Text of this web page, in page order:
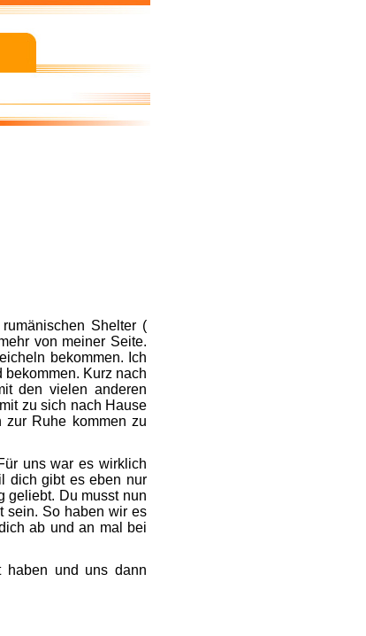
Shelter (
von meiner Seite.
bekommen. Ich
Kurz nach
den vielen anderen
zu sich nach Hause
Ruhe kommen zu
uns war es wirklich
dich gibt es eben nur
geliebt. Du musst nun
sein. So haben wir es
ab und an mal bei
haben und uns dann